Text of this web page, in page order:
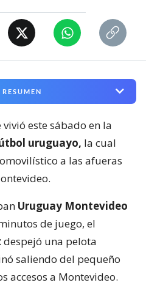
RESUMEN
este sábado en la
uruguayo, la cual
a las afueras
Uruguay Montevideo
de juego, el
despejó una pelota
saliendo del pequeño
accesos a Montevideo.